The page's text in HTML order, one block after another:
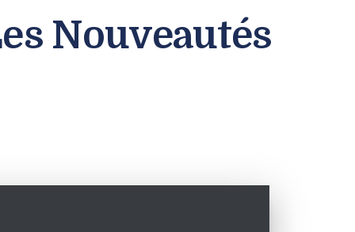
Nouveautés